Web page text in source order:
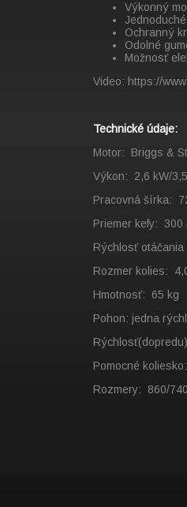
Výkonný
Ochranný
Odolné
Možnosť
Video: https://
Technické údaje:
Motor: Briggs &
Výkon: 2,6 kW/
Pracovná šírka:
Priemer kefy: 300
Rýchlosť
Rozmer kolies:
Hmotnosť: 65 kg
Pohon:
Pomocné
Rozmery: 860/